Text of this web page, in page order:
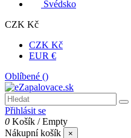
Švédsko
CZK Kč
CZK Kč
EUR €
Oblíbené ()
Přihlásit se
0 Košík /Empty
Nákupní košík
×